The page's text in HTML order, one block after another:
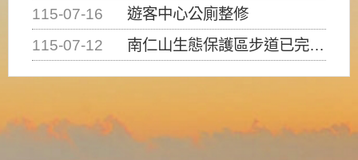
115-07-16
遊客中心公廁整修
115-07-12
南仁山生態保護區步道已完成修復，自115年7月13日（星期一）起恢復開放入園，歡迎民眾依規定申請入園....